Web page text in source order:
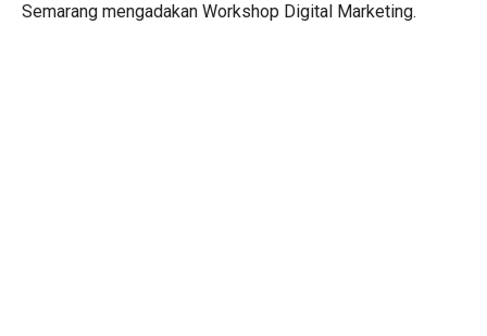
Semarang mengadakan Workshop Digital Marketing.